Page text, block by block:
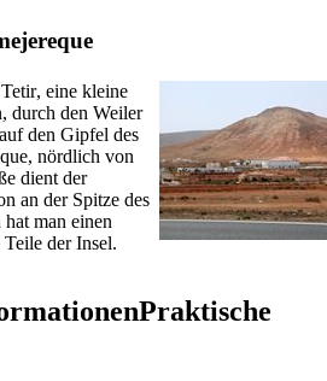
Tetir, eine kleine
durch den Weiler
den Gipfel des
, nördlich von
dient der
an der Spitze des
man einen
der Insel.
Praktische